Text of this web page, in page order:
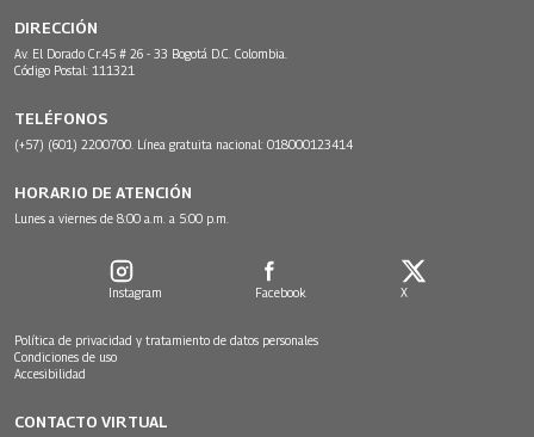
DIRECCIÓN
Av. El Dorado Cr.45 # 26 - 33 Bogotá D.C. Colombia.
Código Postal: 111321
TELÉFONOS
(+57) (601) 2200700. Línea gratuita nacional: 018000123414
HORARIO DE ATENCIÓN
Lunes a viernes de 8:00 a.m. a 5:00 p.m.
Instagram Facebook X
Política de privacidad y tratamiento de datos personales
Condiciones de uso
Accesibilidad
CONTACTO VIRTUAL